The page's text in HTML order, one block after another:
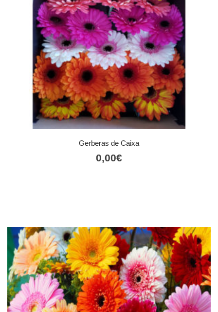
Gerberas de Caixa
0,00€